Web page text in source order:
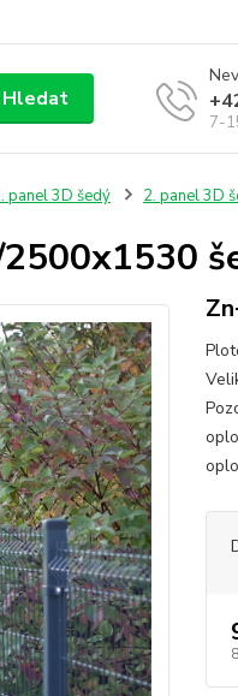
Hledat
7-
panel 3D šedý 2. panel 3D